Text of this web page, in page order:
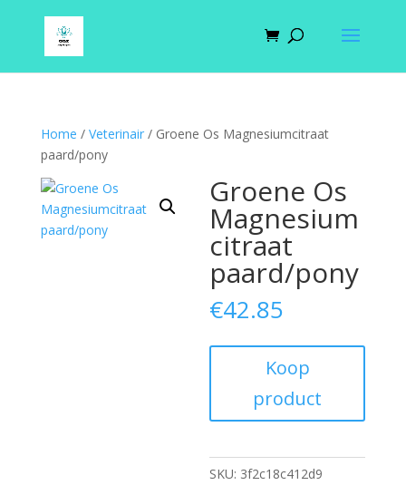
Home / Veterinair/ Groene Os Magnesiumcitraat
paard/pony
Groene Os
Magnesium
citraat
paard/pony
€42.85
Koop
product
SKU: 3f2c18c412d9